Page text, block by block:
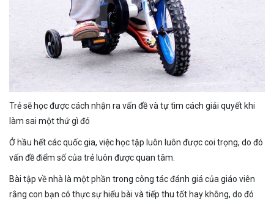
Trẻ sẽ học được cách nhận ra vấn đề và tự tìm cách giải quyết khi
làm sai một thứgì đó
Ở hầu hết các quốc gia, việc học tập luôn luôn được coi trọng, do đó
vấn đề điểm số của trẻ luôn được quan tâm.
Bài tập về nhà là một phần trong công tác đánh giá của giáo viên
rằng con bạn có thực sự hiểu bài và tiếp thu tốt hay không, do đó